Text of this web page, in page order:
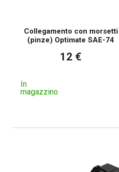
Collegamento con morsetti
(pinze) Optimate SAE-74
12 €
In
magazzino